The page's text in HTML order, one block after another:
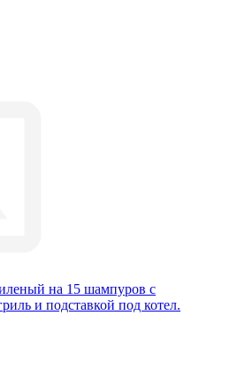
на 15 шампуров с
и подставкой под котел.